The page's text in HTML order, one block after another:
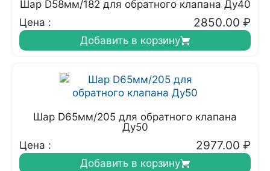
Шар D58мм/182 для обратного клапана Ду40
Цена :
2850.00 ₽
Добавить в корзину
Шар D65мм/205 для обратного клапана
Ду50
Цена :
2977.00 ₽
Добавить в корзину